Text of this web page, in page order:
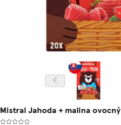
Mistral Jahoda + malina